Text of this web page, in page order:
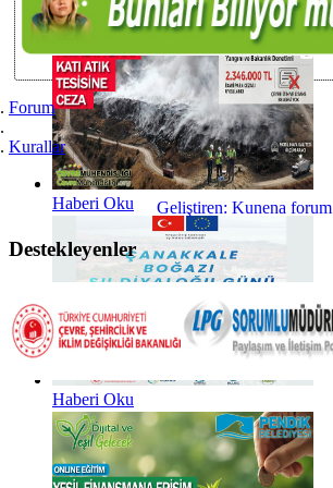
Haberi Oku
Haberi Oku
Haberi Oku
Forum
Kurallar
Geliştiren: Kunena forum
Destekleyenler